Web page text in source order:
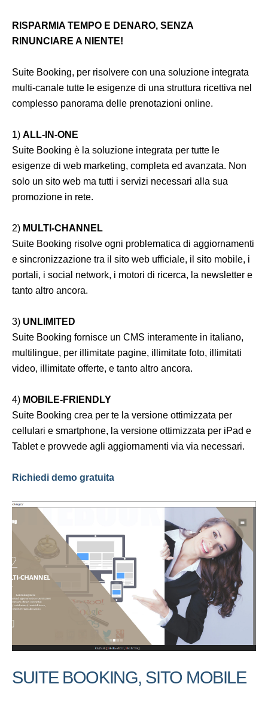
RISPARMIA TEMPO E DENARO, SENZA
RINUNCIARE A NIENTE!
Suite Booking, per risolvere con una soluzione integrata
multi-canale tutte le esigenze di una struttura ricettiva nel
complesso panorama delle prenotazioni online.
1) ALL-IN-ONE
Suite Booking è la soluzione integrata per tutte le
esigenze di web marketing, completa ed avanzata. Non
solo un sito web ma tutti i servizi necessari alla sua
promozione in rete.
2) MULTI-CHANNEL
Suite Booking risolve ogni problematica di aggiornamenti
e sincronizzazione tra il sito web ufficiale, il sito mobile, i
portali, i social network, i motori di ricerca, la newsletter e
tanto altro ancora.
3) UNLIMITED
Suite Booking fornisce un CMS interamente in italiano,
multilingue, per illimitate pagine, illimitate foto, illimitati
video, illimitate offerte, e tanto altro ancora.
4) MOBILE-FRIENDLY
Suite Booking crea per te la versione ottimizzata per
cellulari e smartphone, la versione ottimizzata per iPad e
Tablet e provvede agli aggiornamenti via via necessari.
Richiedi demo gratuita
SUITE BOOKING, SITO MOBILE